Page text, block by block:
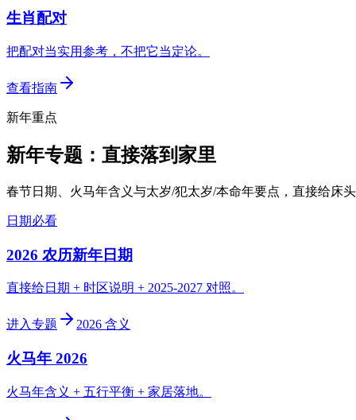
生肖配对
把配对当实用参考，不把它当定论。
查看指南
新年重点
新年专题：直接落到家里
春节日期、火马年含义与太岁/犯太岁/本命年要点，直接给床
日期必看
2026 农历新年日期
直接给日期 + 时区说明 + 2025-2027 对照。
进入专题 2026 含义
火马年 2026
火马年含义 + 五行平衡 + 家居落地。